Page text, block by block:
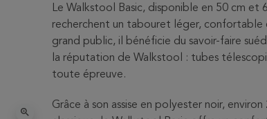
zoom_in
Le Walkstool Basic, disponible en 50 cm
recherchent un tabouret léger,
grand public, il bénéficie du savoir-faire
la réputation de Walkstool : tubes
toute épreuve.
Grâce à son assise en polyester noir,